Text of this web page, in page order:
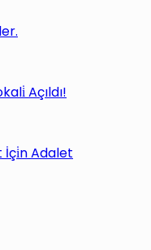
Açıldı!
İçi̇n Adalet